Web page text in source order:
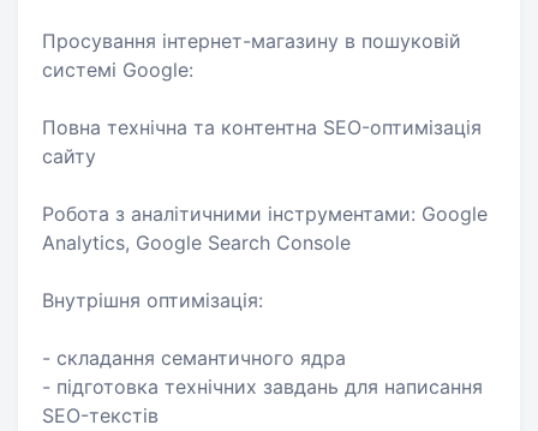
Просування інтернет-магазину в пошуковій
системі Google:
Повна технічна та контентна SEO-оптимізація
сайту
Робота з аналітичними інструментами: Google
Analytics, Google Search Console
Внутрішня оптимізація:
- складання семантичного ядра
- підготовка технічних завдань для написання
SEO-текстів